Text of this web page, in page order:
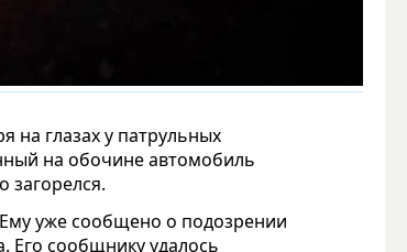
на глазах у патрульных
на обочине автомобиль
загорелся.
уже сообщено о подозрении
Его сообщнику удалось